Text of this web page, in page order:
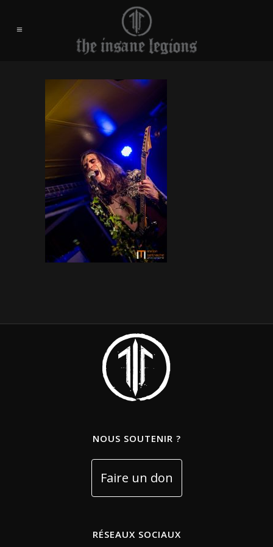
NOUS SOUTENIR ?
RÉSEAUX SOCIAUX